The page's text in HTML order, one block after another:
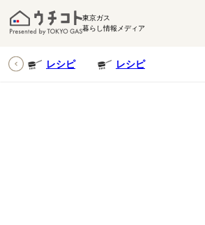
東京ガス
暮らし情報メディア
レシピ レシピ